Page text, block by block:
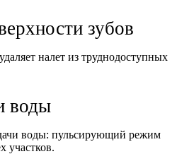
зубов
налет из труднодоступных
воды
воды: пульсирующий режим
участков.